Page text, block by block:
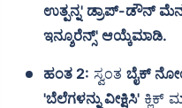
ಉತ್ಪನ್ನ' ಡ್ರಾಪ್-ಡೌನ್
ಇನ್ಶೂರೆನ್ಸ್' ಆಯ್ಕೆಮಾಡಿ.
ಹಂತ 2: ಸ್ವಂತ ಬೈಕ್
'ಬೆಲೆಗಳನ್ನು ವೀಕ್ಷಿಸಿ' ಕ್ಲಿಕ್